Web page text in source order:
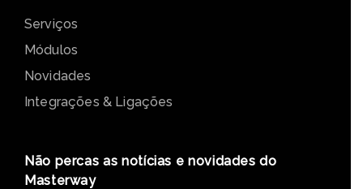
Serviços
Módulos
Novidades
Integrações & Ligações
Não percas as notícias e novidades do
Masterway